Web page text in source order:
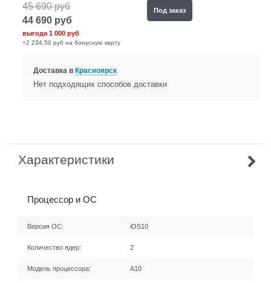
45 690 руб
44 690 руб
выгода1 000 руб
+2 234,50 руб на бонусную карту
Под заказ
Доставка в Красноярск
Нет подходящих способов доставки
Характеристики
Процессор и ОС
Версия ОС: iOS10
Количество ядер: 2
Модель процессора: A10